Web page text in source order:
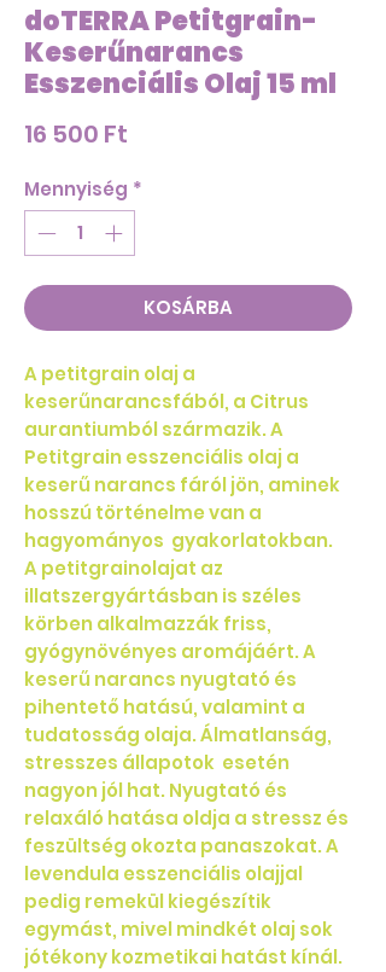
doTERRA Petitgrain-
Keserűnarancs
Esszenciális Olaj 15 ml
16 500 Ft
Mennyiség *
KOSÁRBA
A petitgrain olaj a
keserűnarancsfából, a Citrus
aurantiumból származik. A
Petitgrain esszenciális olaj a
keserű narancs fáról jön, aminek
hosszú történelme van a
hagyományos gyakorlatokban.
A petitgrainolajat az
illatszergyártásban is széles
körben alkalmazzák friss,
gyógynövényes aromájáért. A
keserű narancs nyugtató és
pihentető hatású, valamint a
tudatosság olaja. Álmatlanság,
stresszes állapotok esetén
nagyon jól hat. Nyugtató és
relaxáló hatása oldja a stressz és
feszültség okozta panaszokat. A
levendula esszenciális olajjal
pedig remekül kiegészítik
egymást, mivel mindkét olaj sok
jótékony kozmetikai hatást kínál.